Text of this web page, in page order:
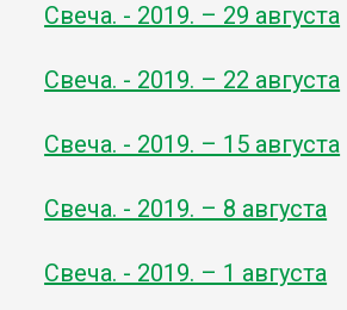
Свеча. - 2019. – 29 августа
Свеча. - 2019. – 22 августа
Свеча. - 2019. – 15 августа
Свеча. - 2019. – 8 августа
Свеча. - 2019. – 1 августа